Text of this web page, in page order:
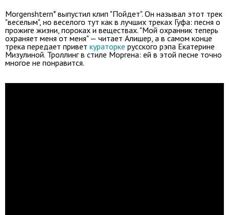
Morgenshtern* выпустил клип "Пойдет". Он называл этот трек
"веселым", но веселого тут как в лучших треках Гуфа: песня о
прожиге жизни, пороках и веществах. "Мой охранник теперь
охраняет меня от меня" — читает Алишер, а в самом конце
трека передает привет кураторке русского рэпа Екатерине
Мизулиной. Троллинг в стиле Моргена: ей в этой песне точно
многое не понравится.